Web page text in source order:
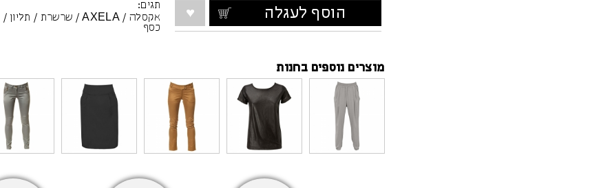
הוסף לעגלה
תגים:
אקסלה /
AXELA
/ שרשרת / תליון /
כסף
מוצרים נוספים בחנות